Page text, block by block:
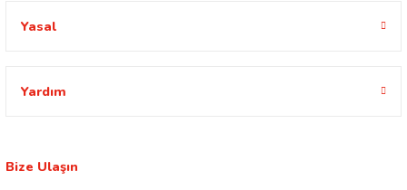
Yasal
Yardım
Bize Ulaşın